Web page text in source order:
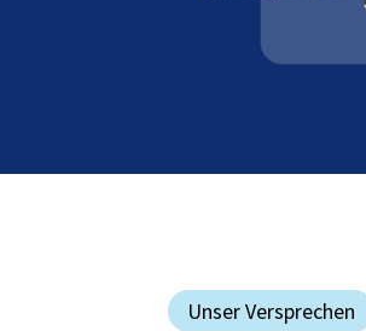
Unser Versprechen